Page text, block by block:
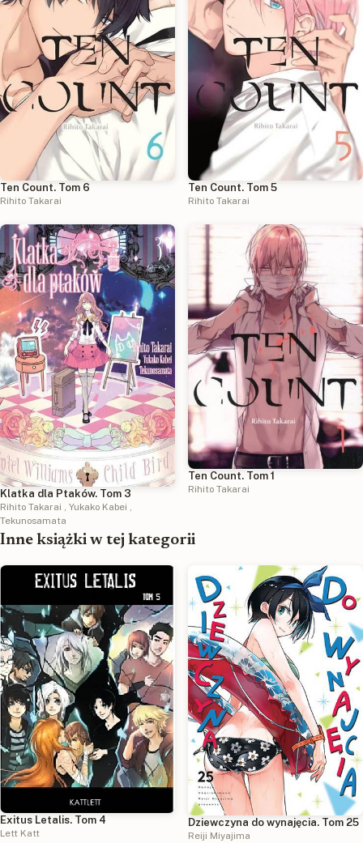
Ten Count. Tom 6
Rihito Takarai
Ten Count. Tom 5
Rihito Takarai
Klatka dla Ptaków. Tom 3
Rihito Takarai Yukako Kabei
Tekunosamata
Ten Count. Tom 1
Rihito Takarai
Inne książki w tej kategorii
Exitus Letalis. Tom 4
Lett Katt
Dziewczyna do wynajęcia. Tom 25
Reiji Miyajima